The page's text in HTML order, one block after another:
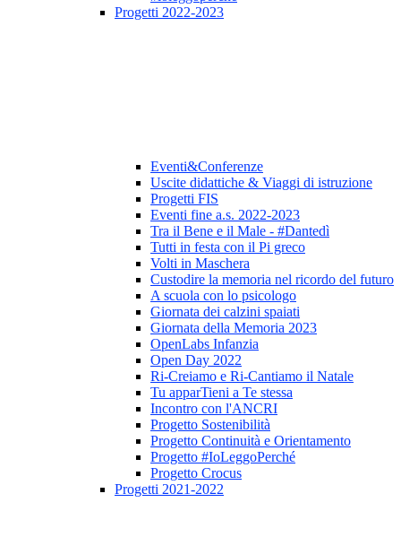
Progetti 2022-2023
Eventi&Conferenze
Uscite didattiche & Viaggi di istruzione
Progetti FIS
Eventi fine a.s. 2022-2023
Tra il Bene e il Male - #Dantedì
Tutti in festa con il Pi greco
Volti in Maschera
Custodire la memoria nel ricordo del futuro
A scuola con lo psicologo
Giornata dei calzini spaiati
Giornata della Memoria 2023
OpenLabs Infanzia
Open Day 2022
Ri-Creiamo e Ri-Cantiamo il Natale
Tu apparTieni a Te stessa
Incontro con l'ANCRI
Progetto Sostenibilità
Progetto Continuità e Orientamento
Progetto #IoLeggoPerché
Progetto Crocus
Progetti 2021-2022